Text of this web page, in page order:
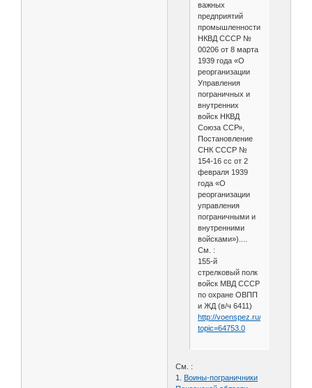
важных
предприятий
промышленности(приказ
НКВД СССР №
00206 от 8 марта
1939 года «О
реорганизации
Управления
пограничных и
внутренних
войск НКВД
Союза ССР»,
Постановление
СНК СССР №
154-16 сс от 2
февраля 1939
года «О
реорганизации
управления
пограничными и
внутренними
войсками»)....
См. :
155-й
стрелковый полк
войск МВД СССР
по охране ОВПП
и ЖД (в/ч 6411)
http://voenspez.ru/index.php?
topic=64753.0
См. :
1. Воины-пограничники